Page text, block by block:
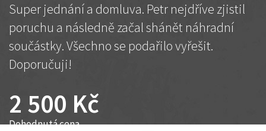
Super jednání a domluva. Petr nejdříve zjistil
poruchu a následně začal shánět náhradní
součástky. Všechno se podařilo vyřešit.
Doporučuji!
2 500 Kč
Dohodnutá cena